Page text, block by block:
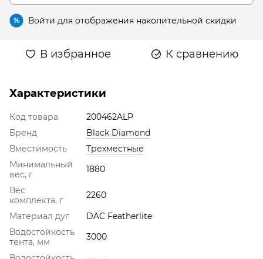
% Войти для отображения накопительной скидки
В избранное К сравнению
Характеристики
Код товара
200462ALP
Бренд
Black Diamond
Вместимость
Трехместные
Минимальный
вес, г
1880
Вес
комплекта, г
2260
Материал дуг
DAC Featherlite
Водостойкость
тента, мм
3000